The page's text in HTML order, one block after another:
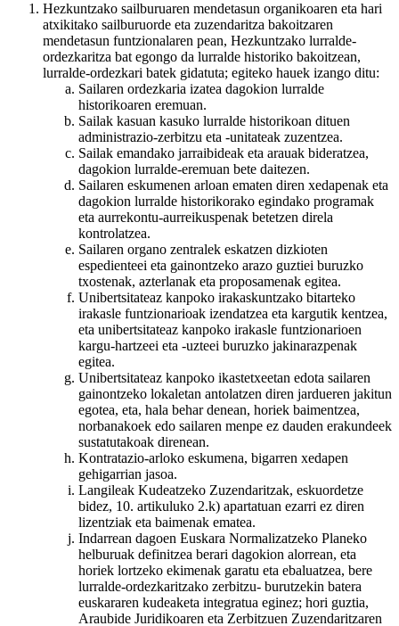
Hezkuntzako sailburuaren mendetasun organikoaren eta hari
atxikitako sailburuorde eta zuzendaritza bakoitzaren
mendetasun funtzionalaren pean, Hezkuntzako lurralde-
ordezkaritza bat egongo da lurralde historiko bakoitzean,
lurralde-ordezkari batek gidatuta; egiteko hauek izango ditu:
Sailaren ordezkaria izatea dagokion lurralde
historikoaren eremuan.
Sailak kasuan kasuko lurralde historikoan dituen
administrazio-zerbitzu eta -unitateak zuzentzea.
Sailak emandako jarraibideak eta arauak bideratzea,
dagokion lurralde-eremuan bete daitezen.
Sailaren eskumenen arloan ematen diren xedapenak eta
dagokion lurralde historikorako egindako programak
eta aurrekontu-aurreikuspenak betetzen direla
kontrolatzea.
Sailaren organo zentralek eskatzen dizkioten
espedienteei eta gainontzeko arazo guztiei buruzko
txostenak, azterlanak eta proposamenak egitea.
Unibertsitateaz kanpoko irakaskuntzako bitarteko
irakasle funtzionarioak izendatzea eta kargutik kentzea,
eta unibertsitateaz kanpoko irakasle funtzionarioen
kargu-hartzeei eta -uzteei buruzko jakinarazpenak
egitea.
Unibertsitateaz kanpoko ikastetxeetan edota sailaren
gainontzeko lokaletan antolatzen diren jardueren jakitun
egotea, eta, hala behar denean, horiek baimentzea,
norbanakoek edo sailaren menpe ez dauden erakundeek
sustatutakoak direnean.
Kontratazio-arloko eskumena, bigarren xedapen
gehigarrian jasoa.
Langileak Kudeatzeko Zuzendaritzak, eskuordetze
bidez, 10. artikuluko 2.k) apartatuan ezarri ez diren
lizentziak eta baimenak ematea.
Indarrean dagoen Euskara Normalizatzeko Planeko
helburuak definitzea berari dagokion alorrean, eta
horiek lortzeko ekimenak garatu eta ebaluatzea, bere
lurralde-ordezkaritzako zerbitzu- burutzekin batera
euskararen kudeaketa integratua eginez; hori guztia,
Araubide Juridikoaren eta Zerbitzuen Zuzendaritzaren